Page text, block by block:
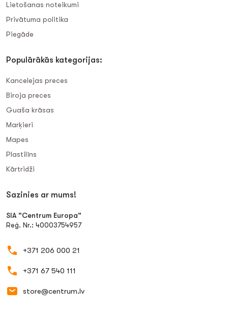
Lietošanas noteikumi
Privātuma politika
Piegāde
Populārākās kategorijas:
Kancelejas preces
Biroja preces
Guaša krāsas
Marķieri
Mapes
Plastilīns
Kārtridži
Sazinies ar mums!
SIA "Centrum Europa"
Reģ. Nr.: 40003754957
+371 206 000 21
+371 67 540 111
store@centrum.lv